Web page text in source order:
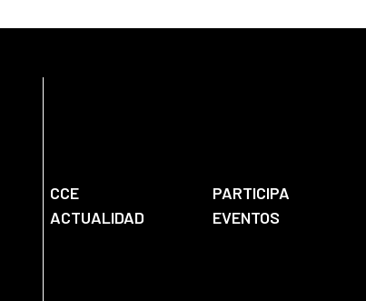
CCE PARTICIPA
ACTUALIDAD
EVENTOS